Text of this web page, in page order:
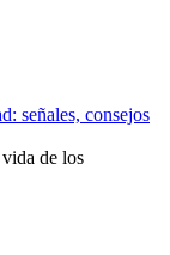
señales, consejos
de los